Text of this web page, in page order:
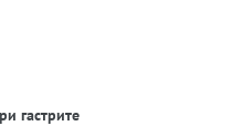
гастрите